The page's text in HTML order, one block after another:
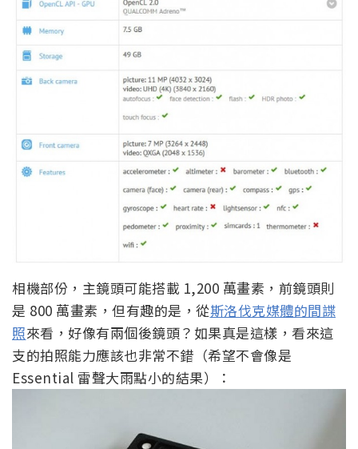
相機部份，主鏡頭可能搭載 1,200 萬畫素，前鏡頭則
是 800 萬畫素，但有趣的是，從斯洛伐克媒體的間諜
照來看，好像有兩個後鏡頭？如果真是這樣，看來這
支的拍照能力應該也非常不錯（希望不會像是
Essential 雷聲大雨點小的結果）：